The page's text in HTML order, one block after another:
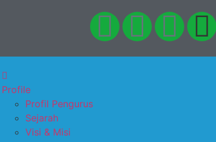
Profile
Profil Pengurus
Sejarah
Visi & Misi